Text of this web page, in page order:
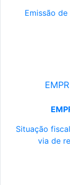
Emissão
Situação
via de